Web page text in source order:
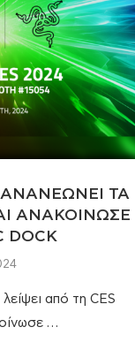
ΑΝΑΝΕΩΝΕΙ ΤΑ
ΑΝΑΚΟΙΝΩΣΕ
DOCK
από τη CES
…